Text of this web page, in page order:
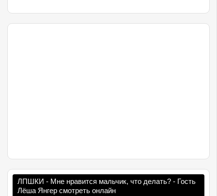
ЛПШКИ - Мне нравится мальчик, что делать? - Гость
Лёша Янгер смотреть онлайн